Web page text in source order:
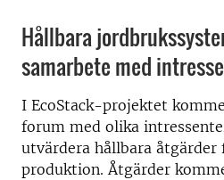
Hållbara
samarbete med
I EcoStack-projektet
forum med olika
utvärdera hållbara åtgärder
produktion. Åtgärder